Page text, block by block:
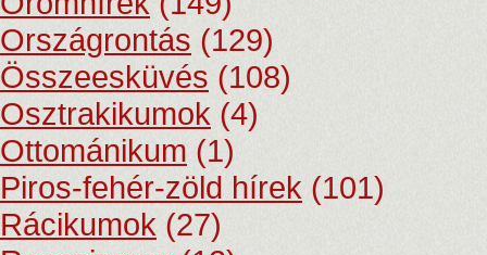
Országrontás (129)
Összeesküvés (108)
Osztrakikumok (4)
Ottománikum (1)
Piros-fehér-zöld hírek (101)
Rácikumok (27)